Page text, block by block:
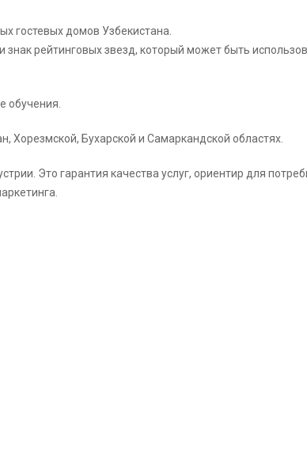
гостевых домов Узбекистана.
рейтинговых звезд, который может быть
обучения.
Хорезмской, Бухарской и Самаркандской областях.
Это гарантия качества услуг, ориентир для